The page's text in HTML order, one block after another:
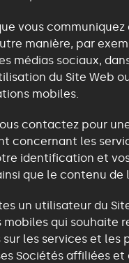
vous communiquez
manière, par
médias sociaux,
du Site Web
mobiles.
contactez pour
concernant les
identification et
que le contenu de
un utilisateur du
qui souhaite
les services et les
Sociétés affiliées et